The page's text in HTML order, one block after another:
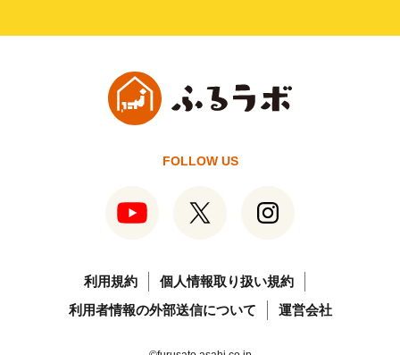
FOLLOW US
利用規約
個人情報取り扱い規約
利用者情報の外部送信について
運営会社